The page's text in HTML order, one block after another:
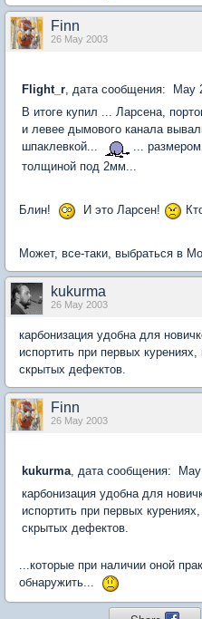
Finn
26 May 2003
Flight_r, дата сообщения: May
В итоге купил ... Ларсена,
и левее дымового канала
шпаклевкой...
...
толщиной под 2мм...
Блин! И это Ларсен!
Может, все-таки, выбраться в
kukurma
26 May 2003
карбонизация удобна для
испортить при первых
скрытых дефектов.
Finn
26 May 2003
kukurma, дата сообщения: May
карбонизация удобна для
испортить при первых
скрытых дефектов.
...которые при наличии оной
обнаружить...